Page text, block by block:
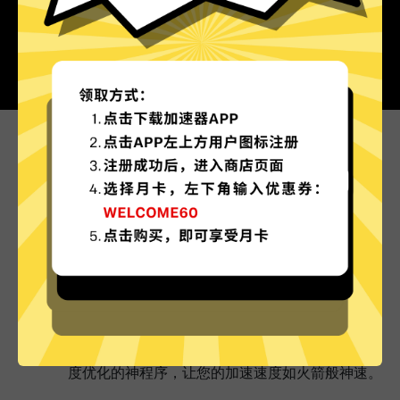
为什么选择Abc加速器?
更多服务器地区选择
Abc加速器现已拥有超多加速服务器节点，并且还
Abc加速器已为所有Abc加速器服务器部署实时速
度优化的神程序，让您的加速速度如火箭般神速。